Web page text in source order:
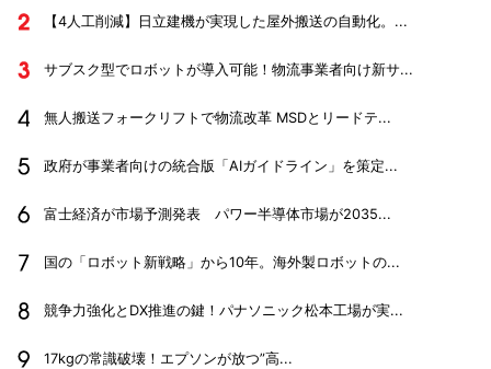
【4人工削減】日立建機が実現した屋外搬送の自動化。...
サブスク型でロボットが導入可能！物流事業者向け新サ...
無人搬送フォークリフトで物流改革 MSDとリードテ...
政府が事業者向けの統合版「AIガイドライン」を策定...
富士経済が市場予測発表 パワー半導体市場が2035...
国の「ロボット新戦略」から10年。海外製ロボットの...
競争力強化とDX推進の鍵！パナソニック松本工場が実...
17kgの常識破壊！エプソンが放つ”高...